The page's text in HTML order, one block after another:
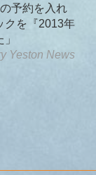
予約を入れ
クを『2013年
Yeston News